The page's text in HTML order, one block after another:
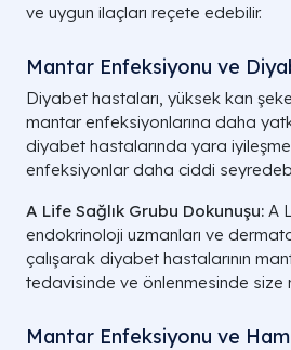
ve uygun ilaçları reçete edebilir.
Mantar Enfeksiyonu ve
Diyabet hastaları, yüksek kan
mantar enfeksiyonlarına daha
diyabet hastalarında yara
enfeksiyonlar daha ciddi
A Life Sağlık Grubu Dokunuşu: A
endokrinoloji uzmanları ve
çalışarak diyabet hastalarının
tedavisinde ve önlenmesinde size
Mantar Enfeksiyonu ve